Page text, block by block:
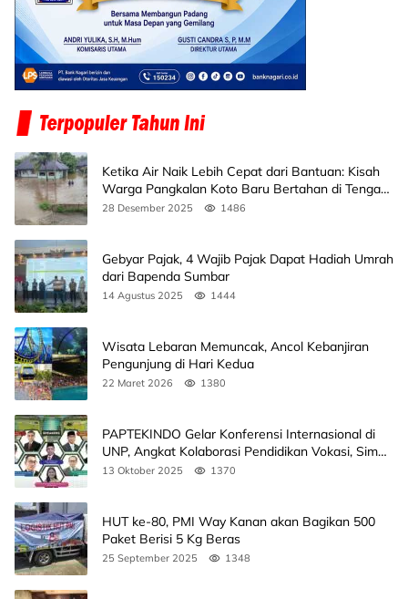
Ketika Air Naik Lebih Cepat dari Bantuan: Kisah
Warga Pangkalan Koto Baru Bertahan di Tengah
Banjir
28 Desember 2025 1486
Gebyar Pajak, 4 Wajib Pajak Dapat Hadiah Umrah
dari Bapenda Sumbar
14 Agustus 2025 1444
Wisata Lebaran Memuncak, Ancol Kebanjiran
Pengunjung di Hari Kedua
22 Maret 2026 1380
PAPTEKINDO Gelar Konferensi Internasional di
UNP, Angkat Kolaborasi Pendidikan Vokasi, Simak
Agendanya
13 Oktober 2025 1370
HUT ke-80, PMI Way Kanan akan Bagikan 500
Paket Berisi 5 Kg Beras
25 September 2025 1348